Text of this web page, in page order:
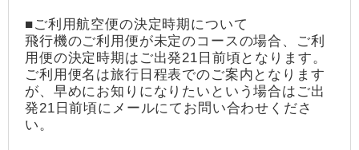
■ご利用航空便の決定時期について
飛行機のご利用便が未定のコースの場合、ご利
用便の決定時期はご出発21日前頃となります。
ご利用便名は旅行日程表でのご案内となります
が、早めにお知りになりたいという場合はご出
発21日前頃にメールにてお問い合わせくださ
い。